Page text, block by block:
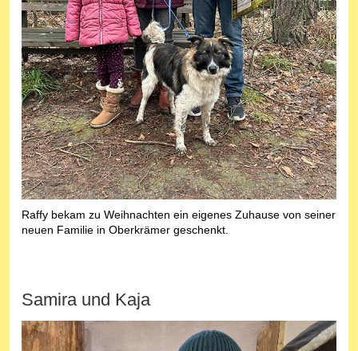
Raffy bekam zu Weihnachten ein eigenes Zuhause von seiner
neuen Familie in Oberkrämer geschenkt.
Samira und Kaja